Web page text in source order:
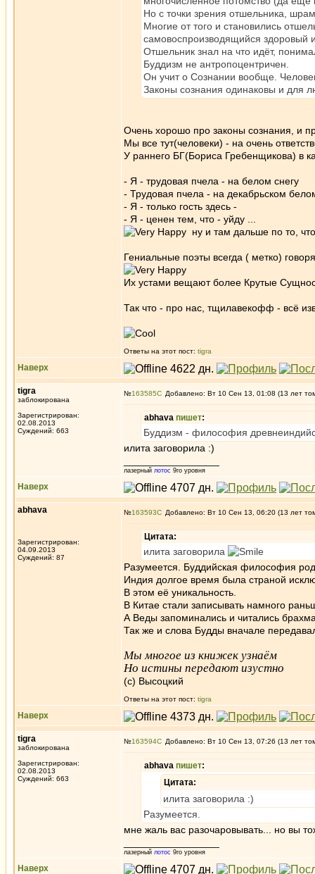
Но с точки зрения отшельника,
Многие от того и становились
самовоспроизводящийся здоровый
Отшельник знал на что идёт,
Буддизм не антропоцентричен.
Он учит о Сознании вообще.
Законы сознания одинаковы и для
Очень хорошо про законы сознания, и
Мы все тут(человеки) - на очень
У раннего БГ(Бориса Гребенщикова) в
- Я - трудовая пчела - на белом снегу
- Трудовая пчела - на декабрьском
- Я - только гость здесь -
- Я - ценен тем, что - уйду ...
ну и там дальше по то,
Гениальные поэты всегда ( метко)
Их устами вещают более Крутые
Так что - про нас, тщилавекофф - всё
Ответы на этот пост: tigra
Наверх
tigra
заблокирована
Зарегистрирован:
02.08.2013
Суждений: 663
№163585 Добавлено: Вт 10 Сен 13, 01:08 (13 лет
abhava пишет:
Буддизм - философия
илита заговорила :)
лазерный лотос 9го уровня
Наверх
abhava
Зарегистрирован:
04.09.2013
Суждений: 87
№163593 Добавлено: Вт 10 Сен 13, 06:20 (13 лет
Цитата:
илита заговорила
Разумеется. Буддийская философия
Индия долгое время была страной
В этом её уникальность.
В Китае стали записывать намного
А Веды запоминались и читались
Так же и слова Будды вначале
Мы многое из книжек узнаём
Но истины передают изустно
(с) Высоцкий
Ответы на этот пост: tigra
Наверх
tigra
заблокирована
Зарегистрирован:
02.08.2013
Суждений: 663
№163594 Добавлено: Вт 10 Сен 13, 07:26 (13 лет
abhava пишет:
Цитата:
илита заговорила :)
Разумеется.
мне жаль вас разочаровывать... но вы
лазерный лотос 9го уровня
Наверх